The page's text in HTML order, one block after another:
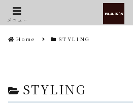
Home STYLING
STYLING
メニュー